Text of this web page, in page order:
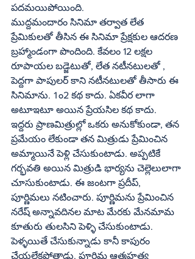
పదమయిపోయింది.
ముద్దమందారం సినిమా తర్వాత లేత
ప్రేమికులతో తీసిన ఈ సినిమా ప్రేక్షకుల ఆదరణ
బ్రహ్మాండంగా పొందింది. కేవలం 12 లక్షల
రూపాయల బడ్జెటుతో, లేత నటీనటులతో ,
పెద్దగా పాపులర్‌ కాని నటీనటులతో తీసారు ఈ
సినిమాను. 1ం2 కథ కాదు. ఏకవీర లాగా
అటూఇటూ అయిన ప్రేయసిల కథ కాదు.
ఇద్దరు ప్రాణమిత్రుల్లో ఒకరు అనుకోకుండా, తన
ప్రమేయం లేకుండా తన మిత్రుడు ప్రేమించిన
అమ్మాయినే పెళ్లి చేసుకుంటాడు. అప్పటికే
గర్భవతి అయిన మిత్రుడి భార్యను చెల్లెలులాగా
చూసుకుంటాడు. ఈ జంటగా ప్రదీప్‌,
పూర్ణిమలు నటించారు. పూర్ణిమను ప్రేమించిన
నరేష్‌ అన్నావదినల మాట మేరకు మేనమామ
కూతురు తులసిని పెళ్ళి చేసుకుంటాడు.
పెళ్ళయితే చేసుకున్నాడు కానీ కాపురం
చేయలేకపోతాడు. పూర్ణిమ ఆత్మహత్య